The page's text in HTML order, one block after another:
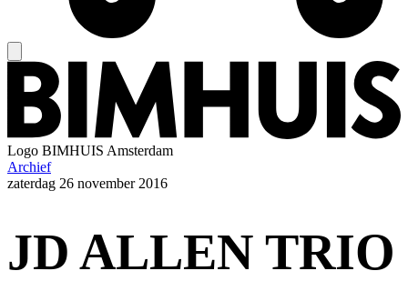
Logo BIMHUIS Amsterdam
Archief
zaterdag 26 november 2016
JD ALLEN TRIO